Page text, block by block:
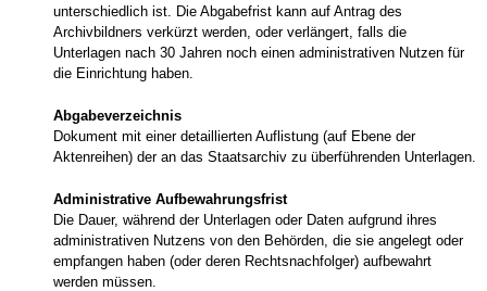
unterschiedlich ist. Die Abgabefrist kann auf Antrag des
Archivbildners verkürzt werden, oder verlängert, falls die
Unterlagen nach 30 Jahren noch einen administrativen Nutzen für
die Einrichtung haben.
Abgabeverzeichnis
Dokument mit einer detaillierten Auflistung (auf Ebene der
Aktenreihen) der an das Staatsarchiv zu überführenden Unterlagen.
Administrative Aufbewahrungsfrist
Die Dauer, während der Unterlagen oder Daten aufgrund ihres
administrativen Nutzens von den Behörden, die sie angelegt oder
empfangen haben (oder deren Rechtsnachfolger) aufbewahrt
werden müssen.